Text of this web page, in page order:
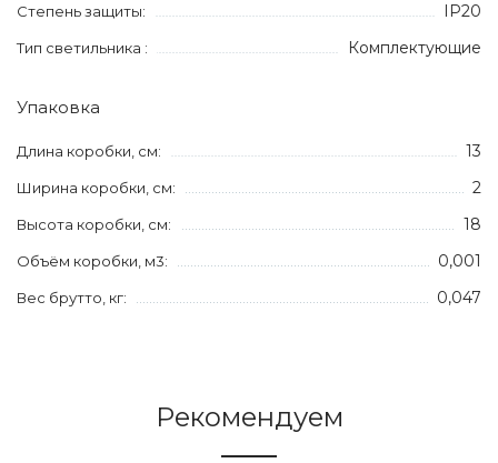
Степень защиты: IP20
Тип светильника : Комплектующие
Упаковка
Длина коробки, см: 13
Ширина коробки, см: 2
Высота коробки, см: 18
Объём коробки, м3: 0,001
Вес брутто, кг: 0,047
Рекомендуем